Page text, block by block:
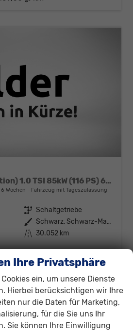
Selection (Selection) 1.0 TSI 85kW (116 PS) 6-Gang Schaltgetriebe
6 Wochen Fahrzeug mit Tageszulassung
Getriebe Schaltgetriebe
Außenfarbe
Schwarz, Schwarz-Magic Perleffekt (1Z)
Kilometerstand 30.052 km
Details
5,70 l/100km
g/km
Ihre Privatsphäre
ein, um unsere Dienste
Hierbei berücksichtigen wir Ihre
nur die Daten für Marketing,
für die Sie uns Ihr
Sie können Ihre Einwilligung